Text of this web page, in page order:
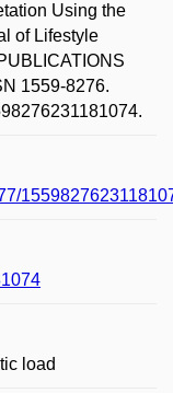
Using the
of Lifestyle
1559-8276.
load